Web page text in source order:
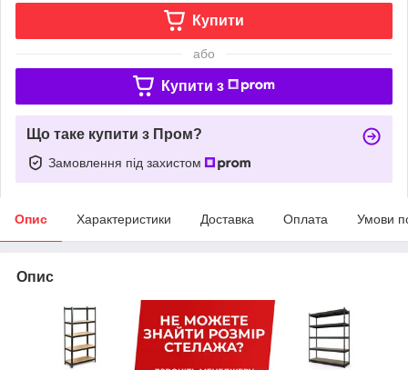
Купити
або
Купити з
Що таке купити з Пром?
Замовлення під захистом
Опис Характеристики Доставка Оплата Умови
Опис